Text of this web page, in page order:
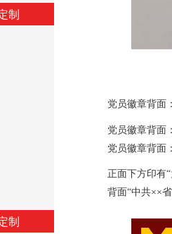
制
制
党员徽章背面：标
党员徽章背面：标
党员徽章背面：标
正面下方印有“为
背面“中共××省委